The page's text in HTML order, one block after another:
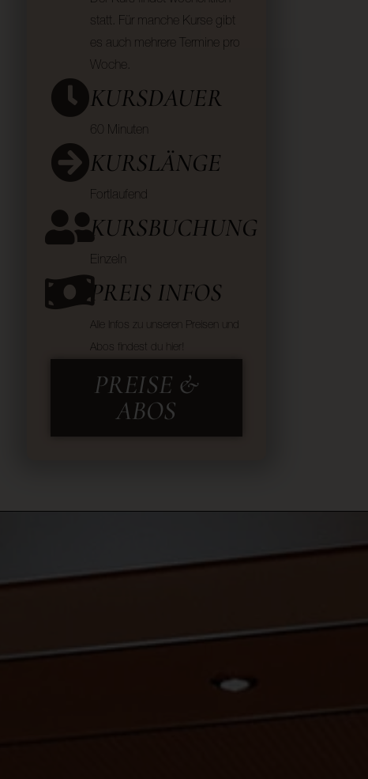
statt. Für manche Kurse gibt
es auch mehrere Termine pro
Woche.
KURSDAUER
60 Minuten
KURSLÄNGE
Fortlaufend
KURSBUCHUNG
Einzeln
PREIS INFOS
Alle Infos zu unseren Preisen und
Abos findest du hier!
PREISE &
ABOS